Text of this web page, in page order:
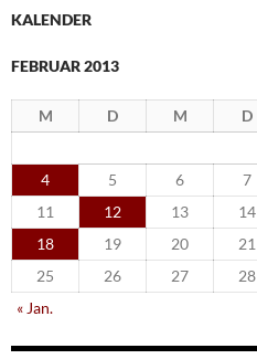
KALENDER
FEBRUAR 2013
M D M D
4
5 6 7
11
12 13 14
18
19 20 21
25
26 27
28
« Jan.